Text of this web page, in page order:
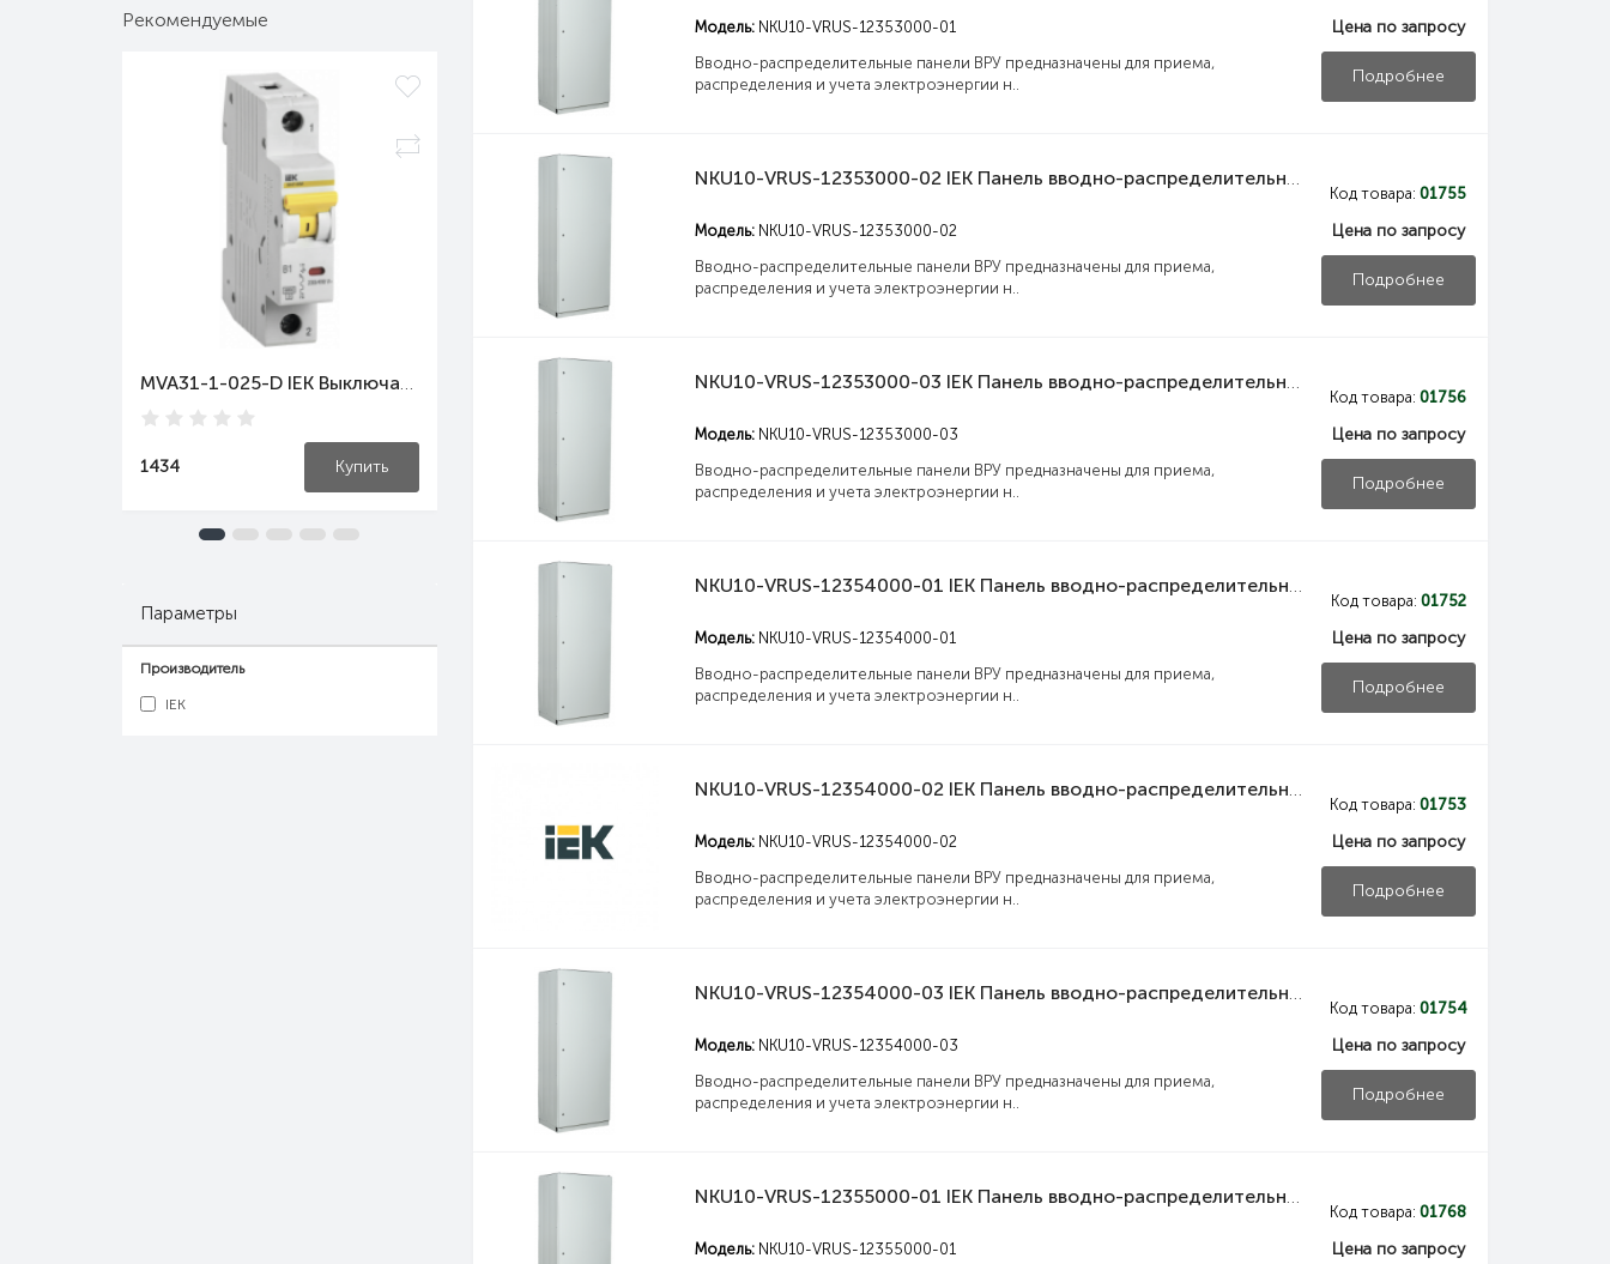
Рекомендуемые
MVA31-1-025-D IEK Выключатель автоматический ВА47-60M 1Р 25А 6кА D IEK
1434 Купить
MVA31-2-063-C IEK Выключатель автоматический ВА47-60M 2Р 63А 6кА С IEK
Купить
MVA31-1-032-B IEK Выключатель автоматический ВА47-60M 1Р 32А 6кА B IEK
1347 Купить 4973
Параметры
Производитель
IEK
Модель: NKU10-VRUS-12353000-01
Вводно-распределительные панели ВРУ предназначены для приема,
распределения и учета электроэнергии н..
Цена по запросу
Подробнее
NKU10-VRUS-12353000-02 IEK Панель вводно-распределительная ВРУ1-23-53 УХЛ4 силовая рубильник 1х250А выключатель автоматический 1Р 2х6А плавкие вставки 15х100А 3х250А и учет IEK
Модель: NKU10-VRUS-12353000-02
Вводно-распределительные панели ВРУ предназначены для приема,
распределения и учета электроэнергии н..
Код товара: 01755
Цена по запросу
Подробнее
NKU10-VRUS-12353000-03 IEK Панель вводно-распределительная ВРУ1-23-53 УХЛ4 управления освещением выключатели нагрузки 2Р 2х20А выключатель автоматический 1Р 15х16А IEK
Модель: NKU10-VRUS-12353000-03
Вводно-распределительные панели ВРУ предназначены для приема,
распределения и учета электроэнергии н..
Код товара: 01756
Цена по запросу
Подробнее
NKU10-VRUS-12354000-01 IEK Панель вводно-распределительная ВРУ1-23-54 УХЛ4 собирается из двух составных частей панели силовой и панели управления освещением IEK
Модель: NKU10-VRUS-12354000-01
Вводно-распределительные панели ВРУ предназначены для приема,
распределения и учета электроэнергии н..
Код товара: 01752
Цена по запросу
Подробнее
NKU10-VRUS-12354000-02 IEK Панель вводно-распределительная ВРУ1-23-54 УХЛ4 силовая рубильник 1х250А выключатель автоматический 1Р 2х6А плавкие вставки 15х100А 3х250А и учет IEK
Модель: NKU10-VRUS-12354000-02
Вводно-распределительные панели ВРУ предназначены для приема,
распределения и учета электроэнергии н..
Код товара: 01753
Цена по запросу
Подробнее
NKU10-VRUS-12354000-03 IEK Панель вводно-распределительная ВРУ1-23-54 УХЛ4 управления освещением выключатели нагрузки 2Р 2х20А выключатель автоматический 1Р 14х16А IEK
Модель: NKU10-VRUS-12354000-03
Вводно-распределительные панели ВРУ предназначены для приема,
распределения и учета электроэнергии н..
Код товара: 01754
Цена по запросу
Подробнее
NKU10-VRUS-12355000-01 IEK Панель вводно-распределительная ВРУ1-23-55 УХЛ4 собирается из двух составных частей панели силовой и панели управления освещением IEK
Модель: NKU10-VRUS-12355000-01
Код товара: 01768
Цена по запросу